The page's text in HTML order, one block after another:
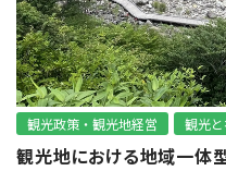
観光政策・観光地経営 観光
観光地における地域一体